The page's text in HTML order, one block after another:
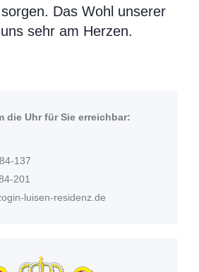
Das Wohl unserer
sehr am Herzen.
die Uhr für Sie erreichbar:
137
201
luisen-residenz.de